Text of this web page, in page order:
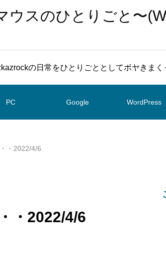
ウスのひとりごと〜
の日常をひとりごととしてボヤきま
PC Google WordPress
・2022/4/6
・2022/4/6